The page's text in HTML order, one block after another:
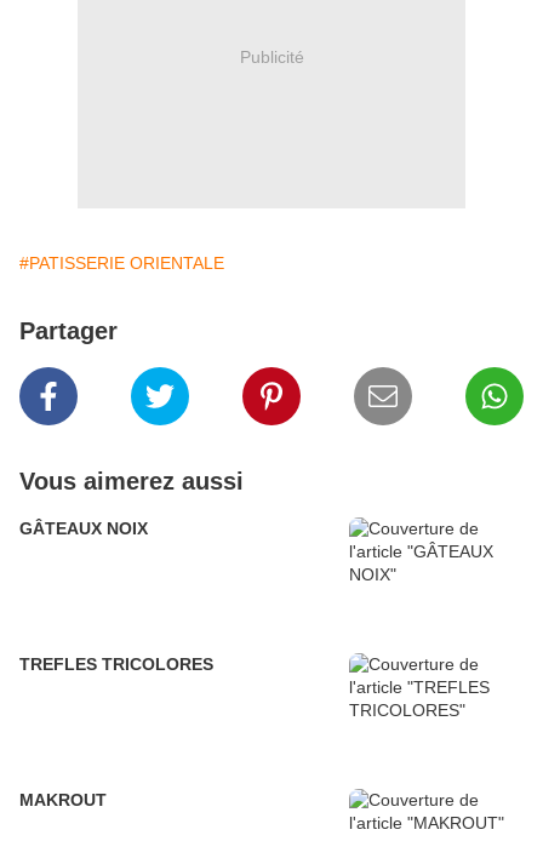
Publicité
#PATISSERIE ORIENTALE
Partager
Vous aimerez aussi
GÂTEAUX NOIX
TREFLES TRICOLORES
MAKROUT